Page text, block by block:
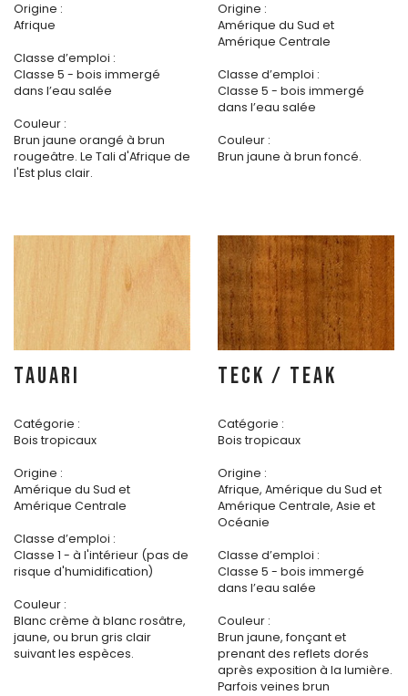
Origine :
Afrique
Classe d’emploi :
Classe 5 - bois immergé
dans l’eau salée
Couleur :
Brun jaune orangé à brun
rougeâtre. Le Tali d'Afrique de
l'Est plus clair.
Origine :
Amérique du Sud et
Amérique Centrale
Classe d’emploi :
Classe 5 - bois immergé
dans l’eau salée
Couleur :
Brun jaune à brun foncé.
TAUARI
Catégorie :
Bois tropicaux
Origine :
Amérique du Sud et
Amérique Centrale
Classe d’emploi :
Classe 1 - à l'intérieur (pas de
risque d'humidification)
Couleur :
Blanc crème à blanc rosâtre,
jaune, ou brun gris clair
suivant les espèces.
TECK / TEAK
Catégorie :
Bois tropicaux
Origine :
Afrique, Amérique du Sud et
Amérique Centrale, Asie et
Océanie
Classe d’emploi :
Classe 5 - bois immergé
dans l’eau salée
Couleur :
Brun jaune, fonçant et
prenant des reflets dorés
après exposition à la lumière.
Parfois veines brun